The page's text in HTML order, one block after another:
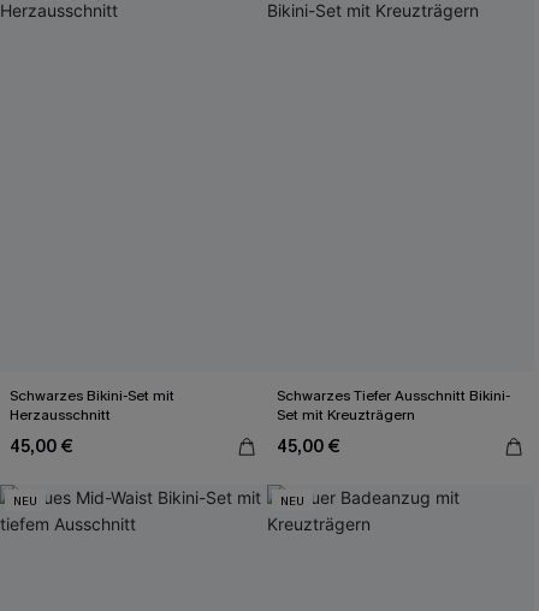
Schwarzes Bikini-Set mit
Herzausschnitt
45,00 €
Schwarzes Tiefer Ausschnitt Bikini-
Set mit Kreuzträgern
45,00 €
NEU NEU